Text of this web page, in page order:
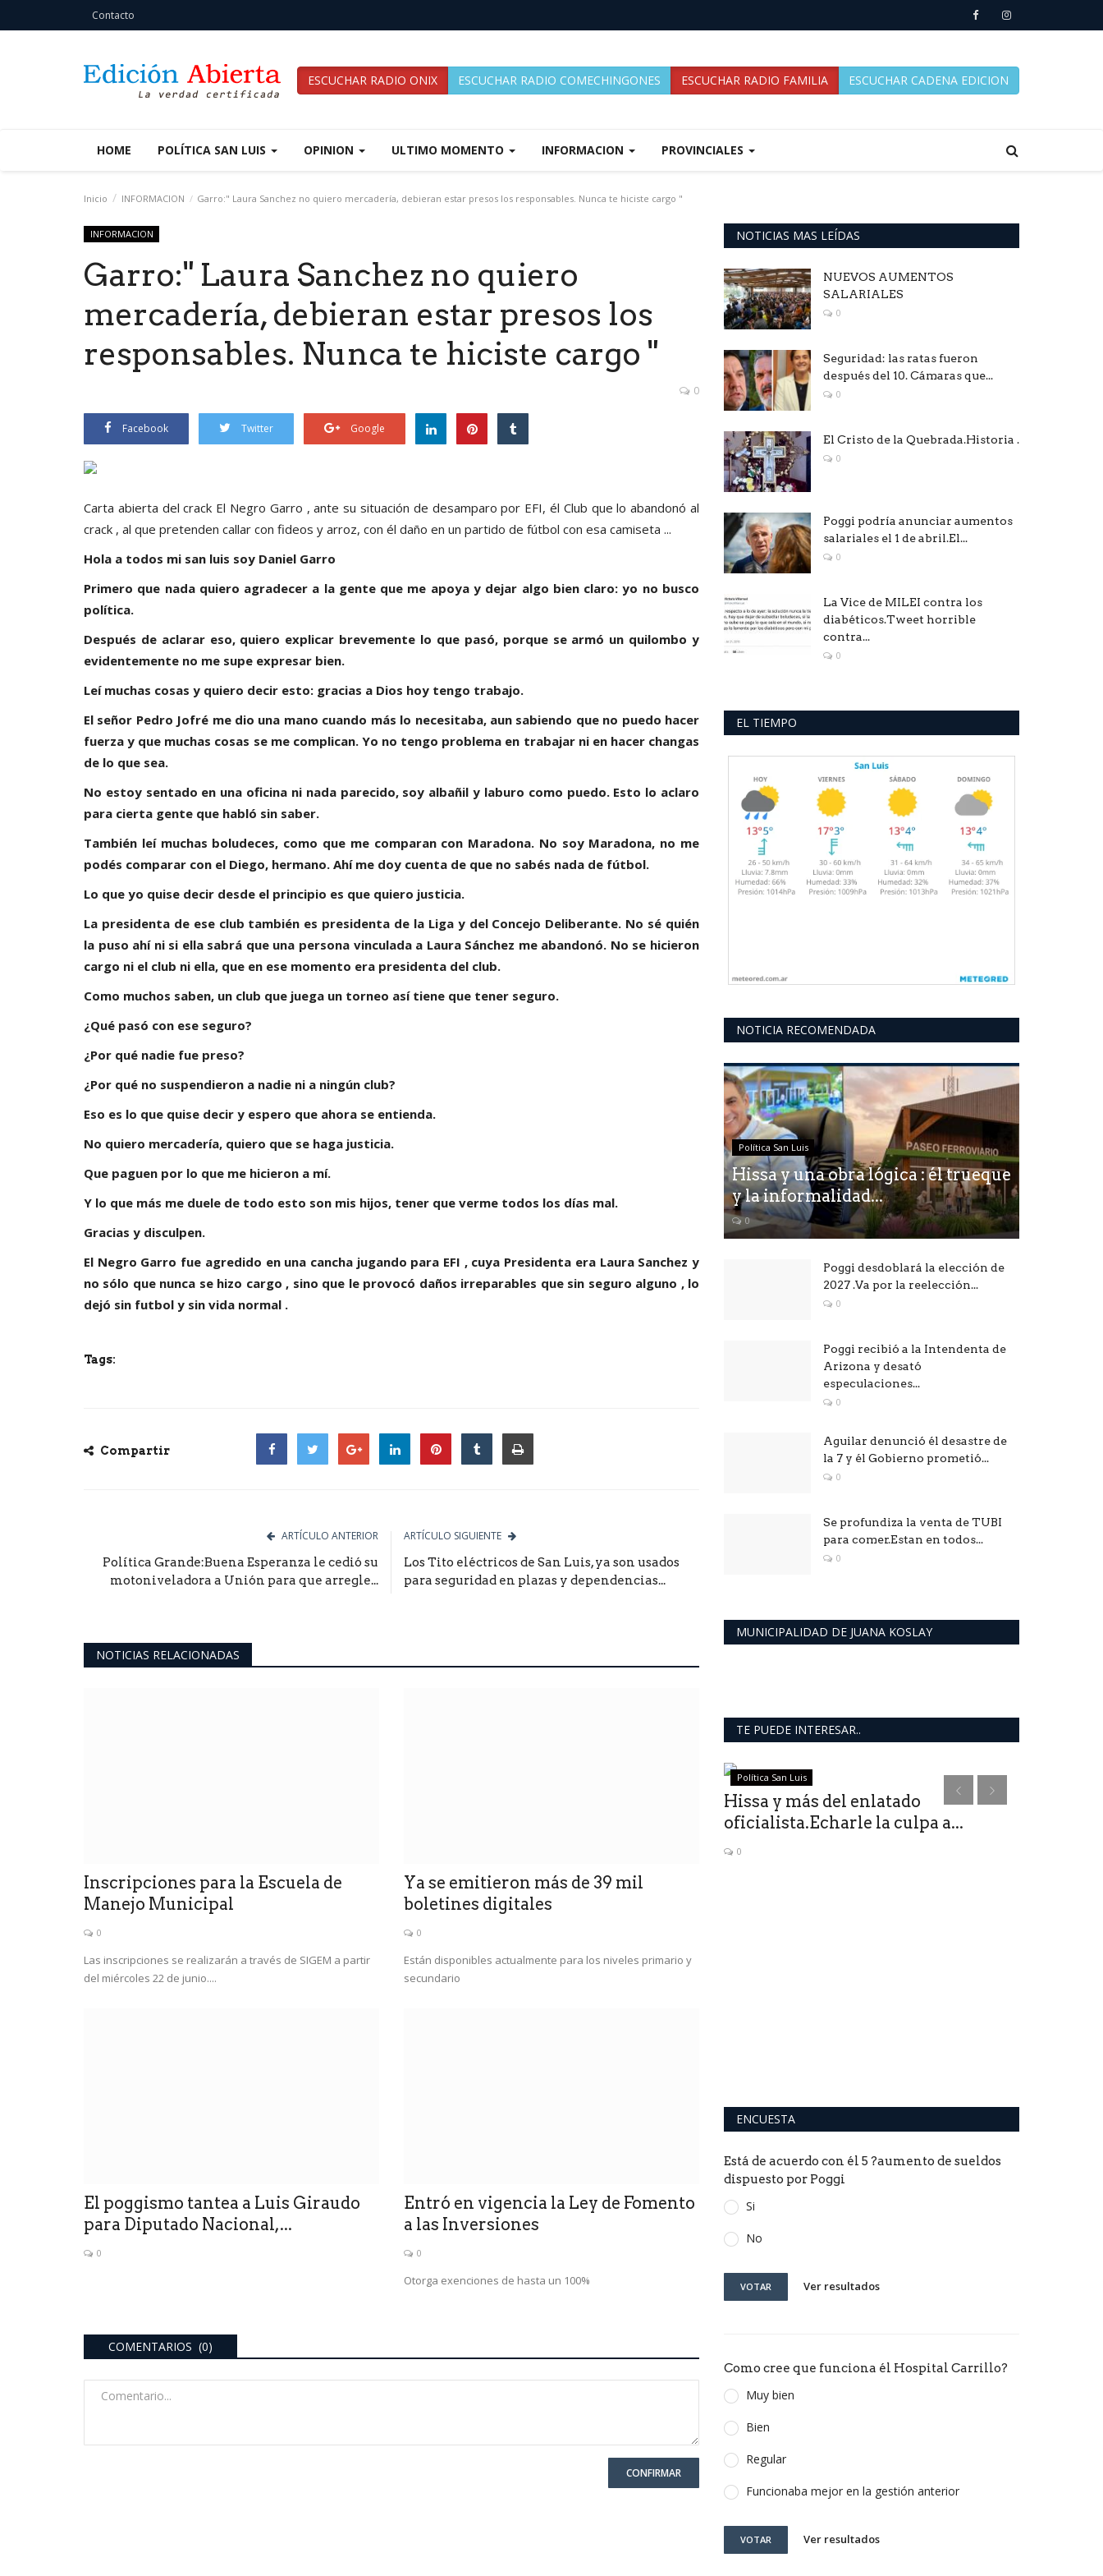
Contacto
ESCUCHAR RADIO ONIX ESCUCHAR RADIO COMECHINGONES ESCUCHAR RADIO FAMILIA ESCUCHAR CADENA EDICION
HOME POLÍTICA SAN LUIS OPINION ULTIMO MOMENTO INFORMACION PROVINCIALES
Inicio INFORMACION Garro:" Laura Sanchez no quiero mercadería, debieran estar presos los responsables. Nunca te hiciste cargo "
INFORMACION
Garro:" Laura Sanchez no quiero
mercadería, debieran estar presos los
responsables. Nunca te hiciste cargo "
0
Facebook Twitter Google
Carta abierta del crack El Negro Garro , ante su situación de desamparo por EFI, él Club que lo abandonó al
crack , al que pretenden callar con fideos y arroz, con él daño en un partido de fútbol con esa camiseta ...
Hola a todos mi san luis soy Daniel Garro
Primero que nada quiero agradecer a la gente que me apoya y dejar algo bien claro: yo no busco
política.
Después de aclarar eso, quiero explicar brevemente lo que pasó, porque se armó un quilombo y
evidentemente no me supe expresar bien.
Leí muchas cosas y quiero decir esto: gracias a Dios hoy tengo trabajo.
El señor Pedro Jofré me dio una mano cuando más lo necesitaba, aun sabiendo que no puedo hacer
fuerza y que muchas cosas se me complican. Yo no tengo problema en trabajar ni en hacer changas
de lo que sea.
No estoy sentado en una oficina ni nada parecido, soy albañil y laburo como puedo. Esto lo aclaro
para cierta gente que habló sin saber.
También leí muchas boludeces, como que me comparan con Maradona. No soy Maradona, no me
podés comparar con el Diego, hermano. Ahí me doy cuenta de que no sabés nada de fútbol.
Lo que yo quise decir desde el principio es que quiero justicia.
La presidenta de ese club también es presidenta de la Liga y del Concejo Deliberante. No sé quién
la puso ahí ni si ella sabrá que una persona vinculada a Laura Sánchez me abandonó. No se hicieron
cargo ni el club ni ella, que en ese momento era presidenta del club.
Como muchos saben, un club que juega un torneo así tiene que tener seguro.
¿Qué pasó con ese seguro?
¿Por qué nadie fue preso?
¿Por qué no suspendieron a nadie ni a ningún club?
Eso es lo que quise decir y espero que ahora se entienda.
No quiero mercadería, quiero que se haga justicia.
Que paguen por lo que me hicieron a mí.
Y lo que más me duele de todo esto son mis hijos, tener que verme todos los días mal.
Gracias y disculpen.
El Negro Garro fue agredido en una cancha jugando para EFI , cuya Presidenta era Laura Sanchez y
no sólo que nunca se hizo cargo , sino que le provocó daños irreparables que sin seguro alguno , lo
dejó sin futbol y sin vida normal .
Tags:
Compartir
ARTÍCULO ANTERIOR
Política Grande:Buena Esperanza le cedió su
motoniveladora a Unión para que arregle...
ARTÍCULO SIGUIENTE
Los Tito eléctricos de San Luis, ya son usados
para seguridad en plazas y dependencias...
NOTICIAS RELACIONADAS
Inscripciones para la Escuela de
Manejo Municipal
0
Las inscripciones se realizarán a través de SIGEM a partir
del miércoles 22 de junio....
Ya se emitieron más de 39 mil
boletines digitales
0
Están disponibles actualmente para los niveles primario y
secundario
El poggismo tantea a Luis Giraudo
para Diputado Nacional,...
0
Entró en vigencia la Ley de Fomento
a las Inversiones
0
Otorga exenciones de hasta un 100%
COMENTARIOS (0)
CONFIRMAR
NOTICIAS MAS LEÍDAS
NUEVOS AUMENTOS
SALARIALES
0
Seguridad: las ratas fueron
después del 10. Cámaras que...
0
El Cristo de la Quebrada.Historia .
0
Poggi podría anunciar aumentos
salariales el 1 de abril.El...
0
La Vice de MILEI contra los
diabéticos.Tweet horrible
contra...
0
EL TIEMPO
NOTICIA RECOMENDADA
Política San Luis
Hissa y una obra lógica : él trueque
y la informalidad...
0
Poggi desdoblará la elección de
2027 .Va por la reelección...
0
Poggi recibió a la Intendenta de
Arizona y desató
especulaciones...
0
Aguilar denunció él desastre de
la 7 y él Gobierno prometió...
0
Se profundiza la venta de TUBI
para comer.Estan en todos...
0
MUNICIPALIDAD DE JUANA KOSLAY
TE PUEDE INTERESAR..
Política San Luis
Hissa y más del enlatado
oficialista.Echarle la culpa a...
0
ENCUESTA
Está de acuerdo con él 5 ?aumento de sueldos
dispuesto por Poggi
Si
No
VOTAR Ver resultados
Como cree que funciona él Hospital Carrillo?
Muy bien
Bien
Regular
Funcionaba mejor en la gestión anterior
VOTAR Ver resultados